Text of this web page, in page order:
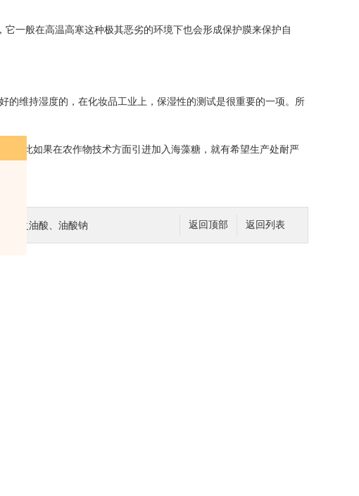
般在高温高寒这种极其恶劣的环境下也会形成保护膜来保护自
维持湿度的，在化妆品工业上，保湿性的测试是很重要的一项。所
此如果在农作物技术方面引进加入海藻糖，就有希望生产处耐严
返回列表
返回顶部
剂之油酸、油酸钠